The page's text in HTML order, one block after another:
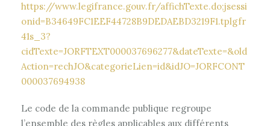
https://www.legifrance.gouv.fr/affichTexte.do;jsessi
onid=B34649FC1EEF44728B9DEDAEBD3219F1.tplgfr
41s_3?
cidTexte=JORFTEXT000037696277&dateTexte=&old
Action=rechJO&categorieLien=id&idJO=JORFCONT
000037694938
Le code de la commande publique regroupe
l’ensemble des règles applicables aux différents